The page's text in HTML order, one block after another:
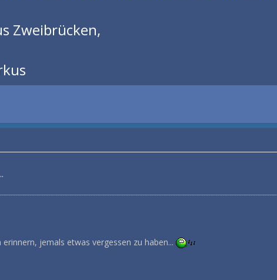
Zweibrücken,
jemals etwas vergessen zu haben...